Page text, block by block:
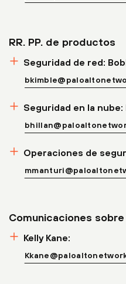
RR. PP. de productos
Seguridad de red:
Seguridad en la nube:
Operaciones de
Comunicaciones sobre
Kelly Kane: